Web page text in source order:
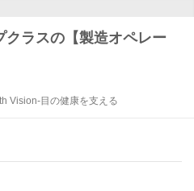
クラスの【製造オペレー
Vision-目の健康を支える